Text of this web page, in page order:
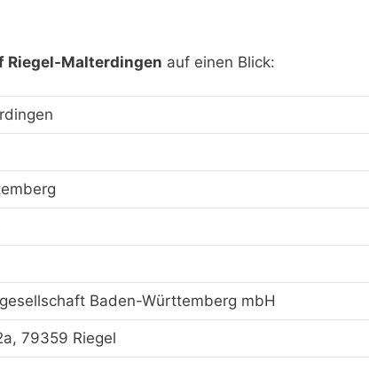
Riegel-Malterdingen auf einen Blick:
Baden-Württemberg mbH
79359 Riegel